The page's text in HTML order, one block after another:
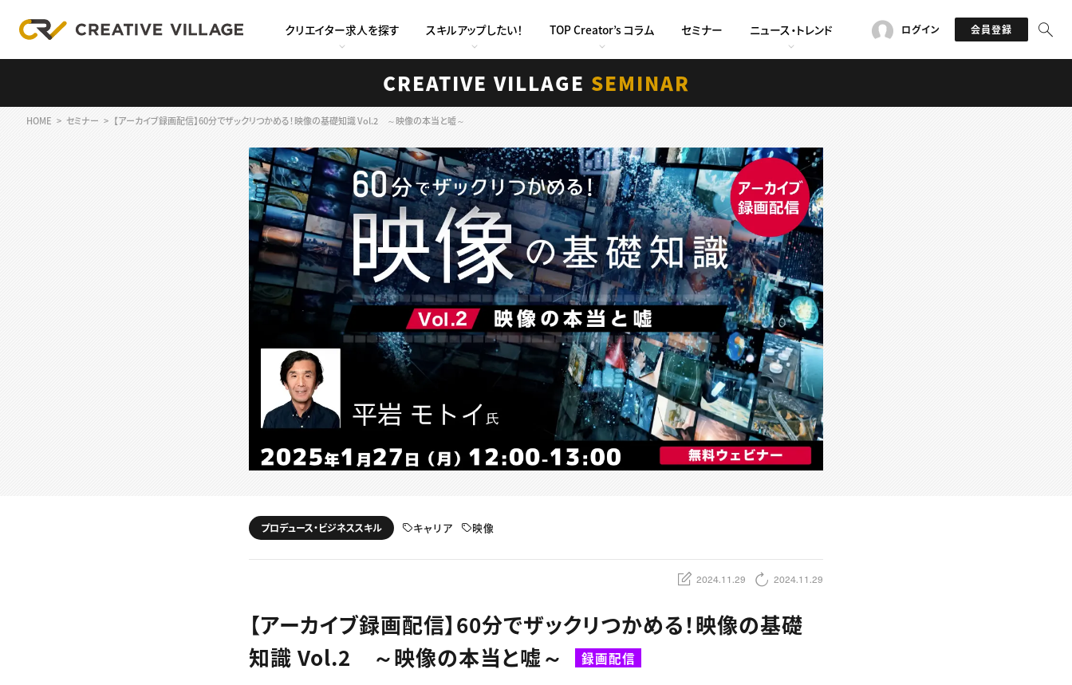
クリエイター求人を探す スキルアップしたい！ TOP Creator’s コラム セミナー ニュース・トレンド ログイン 会員登録
CREATIVE VILLAGE SEMINAR
HOME セミナー 【アーカイブ録画配信】60分でザックリつかめる！映像の基礎知識 Vol.2 ～映像の本当と嘘～
プロデュース・ビジネススキル キャリア 映像
2024.11.29 2024.11.29
【アーカイブ録画配信】60分でザックリつかめる！映像の基礎
知識 Vol.2 ～映像の本当と嘘～
録画配信